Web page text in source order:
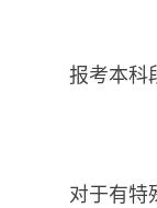
报考本科段
对于有特殊